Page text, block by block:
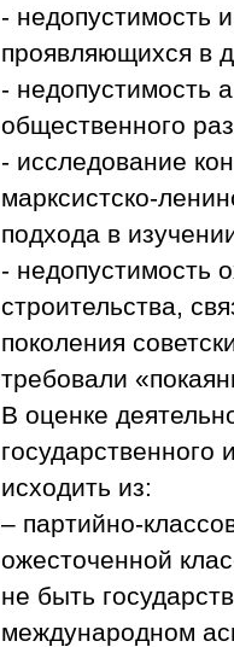
- недопустимость
проявляющихся в
- недопустимость
общественного
- исследование
марксистско-
подхода в
- недопустимость
строительства,
поколения
требовали
В оценке
государственного
исходить из:
– партийно-
ожесточенной
не быть
международном